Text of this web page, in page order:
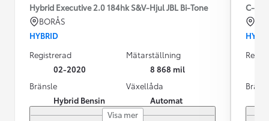
Hybrid Executive 2.0 184hk S&V-Hjul JBL Bi-Tone
BORÅS
HYBRID
Registrerad
02-2020
Mätarställning
8 868 mil
Bränsle
Hybrid Bensin
Växellåda
Automat
Visa mer
C-HR